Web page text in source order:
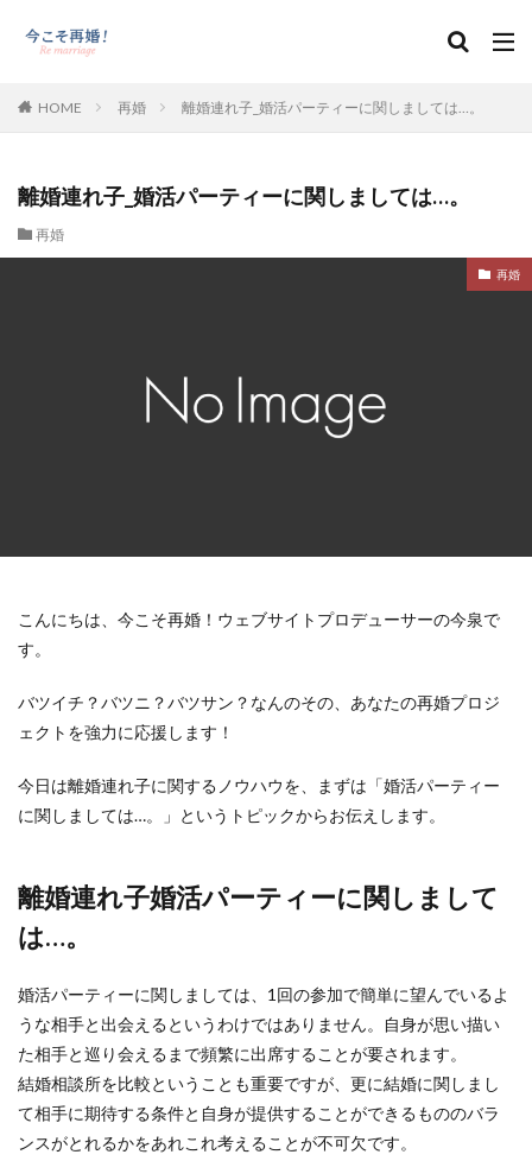
HOME 再婚 離婚連れ子_婚活パーティーに関しましては…。
離婚連れ子_婚活パーティーに関しましては…。
再婚
再婚
こんにちは、今こそ再婚！ウェブサイトプロデューサーの今泉で
す。
バツイチ？バツニ？バツサン？なんのその、あなたの再婚プロジ
ェクトを強力に応援します！
今日は離婚連れ子に関するノウハウを、まずは「婚活パーティー
に関しましては…。」というトピックからお伝えします。
離婚連れ子婚活パーティーに関しまして
は…。
婚活パーティーに関しましては、1回の参加で簡単に望んでいるよ
うな相手と出会えるというわけではありません。自身が思い描い
た相手と巡り会えるまで頻繁に出席することが要されます。
結婚相談所を比較ということも重要ですが、更に結婚に関しまし
て相手に期待する条件と自身が提供することができるもののバラ
ンスがとれるかをあれこれ考えることが不可欠です。